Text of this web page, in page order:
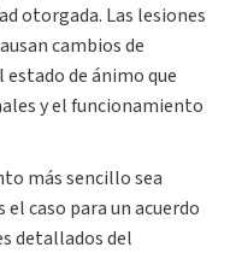
otorgada. Las lesiones
cambios de
de ánimo que
y el funcionamiento
más sencillo sea
caso para un acuerdo
detallados del